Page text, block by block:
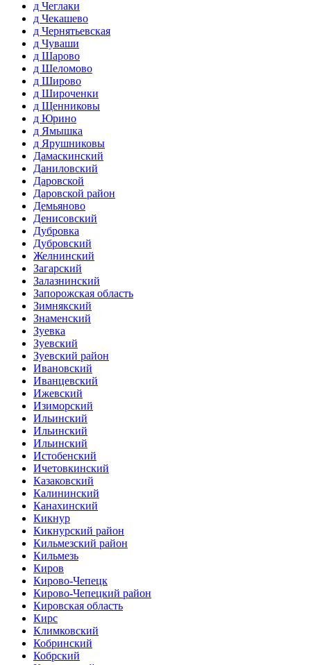
д Чеглаки
д Чекашево
д Чернятьевская
д Чуваши
д Шарово
д Шеломово
д Широво
д Широченки
д Щенниковы
д Юрино
д Ямышка
д Ярушниковы
Дамаскинский
Даниловский
Даровской
Даровской район
Демьяново
Денисовский
Дубровка
Дубровский
Желнинский
Загарский
Залазнинский
Запорожская область
Зимнякский
Знаменский
Зуевка
Зуевский
Зуевский район
Ивановский
Иванцевский
Ижевский
Изиморский
Ильинский
Ильинский
Ильинский
Истобенский
Ичетовкинский
Казаковский
Калининский
Канахинский
Кикнур
Кикнурский район
Кильмезский район
Кильмезь
Киров
Кирово-Чепецк
Кирово-Чепецкий район
Кировская область
Кирс
Климковский
Кобринский
Кобрский